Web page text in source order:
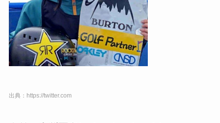
出典：https://twitter.com